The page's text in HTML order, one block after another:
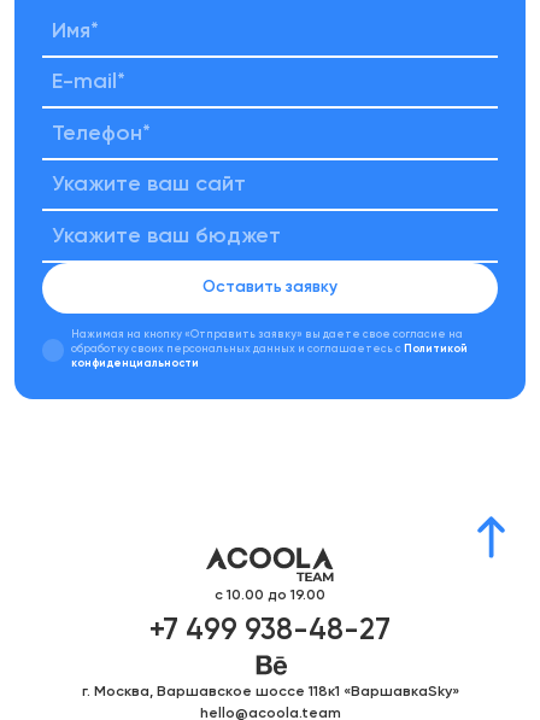
Оставить заявку
Нажимая на кнопку «Отправить заявку» вы даете свое согласие на
обработку своих персональных данных и соглашаетесь с Политикой
конфиденциальности
с 10.00 до 19.00
+7 499 938-48-27
г. Москва, Варшавское шоссе 118к1 «ВаршавкаSky»
hello@acoola.team